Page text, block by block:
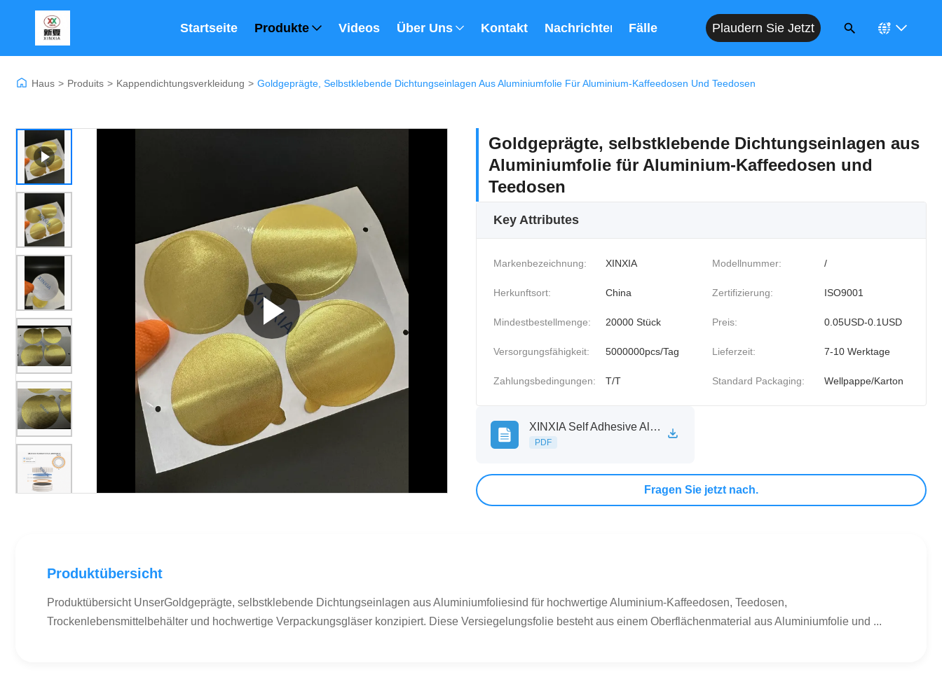
Startseite Produkte Videos Über Uns Kontakt Nachrichten Fälle Plaudern Sie Jetzt
Haus > Produits > Kappendichtungsverkleidung > Goldgeprägte, Selbstklebende Dichtungseinlagen Aus Aluminiumfolie Für Aluminium-Kaffeedosen Und Teedosen
Goldgeprägte, selbstklebende Dichtungseinlagen aus
Aluminiumfolie für Aluminium-Kaffeedosen und
Teedosen
Key Attributes
Markenbezeichnung: XINXIA Modellnummer: /
Herkunftsort: China Zertifizierung: ISO9001
Mindestbestellmenge: 20000 Stück Preis: 0.05USD-0.1USD
Versorgungsfähigkeit: 5000000pcs/Tag Lieferzeit: 7-10 Werktage
Zahlungsbedingungen: T/T Standard Packaging: Wellpappe/Karton
XINXIA Self Adhesive Aluminum Foil Sealing Liner Technical Specification Sheet.pdf
PDF
Fragen Sie jetzt nach.
Produktübersicht
Produktübersicht UnserGoldgeprägte, selbstklebende Dichtungseinlagen aus Aluminiumfoliesind für hochwertige Aluminium-Kaffeedosen, Teedosen,
Trockenlebensmittelbehälter und hochwertige Verpackungsgläser konzipiert. Diese Versiegelungsfolie besteht aus einem Oberflächenmaterial aus Aluminiumfolie und ...